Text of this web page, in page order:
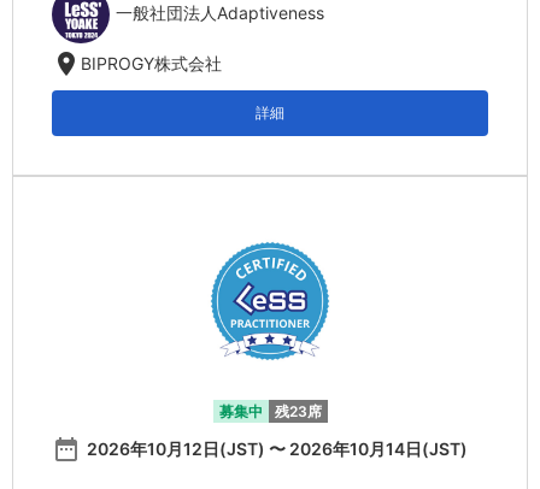
一般社団法人Adaptiveness
location_on BIPROGY株式会社
詳細
募集中 残23席
date_range 2026年10月12日(JST) 〜 2026年10月14日(JST)